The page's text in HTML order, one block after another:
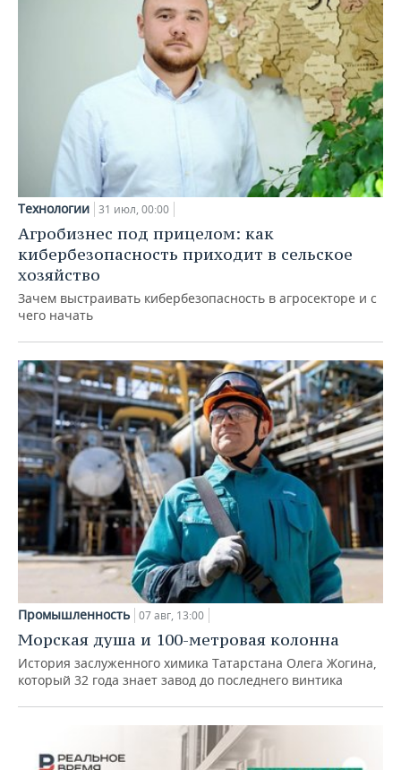
Технологии 31 июл, 00:00
Агробизнес под прицелом: как
кибербезопасность приходит в сельское
хозяйство
Зачем выстраивать кибербезопасность в агросекторе и с
чего начать
Промышленность 07 авг, 13:00
Морская душа и 100-метровая колонна
История заслуженного химика Татарстана Олега Жогина,
который 32 года знает завод до последнего винтика